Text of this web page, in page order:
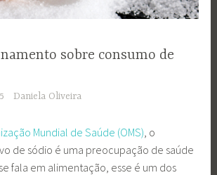
sobre consumo de
Daniela Oliveira
Mundial de Saúde (OMS) , o
de sódio é uma preocupação de saúde
fala em alimentação, esse é um dos